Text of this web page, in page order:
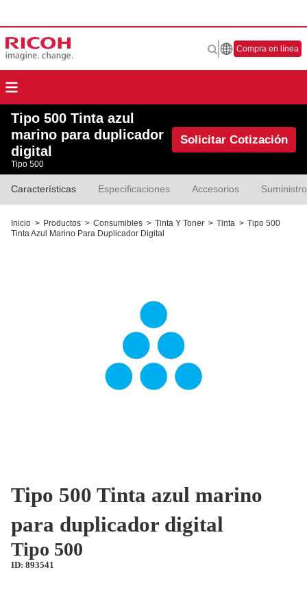
Compra en línea
Tipo 500 Tinta azul
marino para duplicador
digital
Tipo 500
Solicitar Cotización
Características Especificaciones Accesorios
Inicio > Productos > Consumibles > Tinta Y Toner > Tinta > Tipo 500
Tinta Azul Marino Para Duplicador Digital
Tipo 500 Tinta azul marino
para duplicador digital
Tipo 500
ID: 893541